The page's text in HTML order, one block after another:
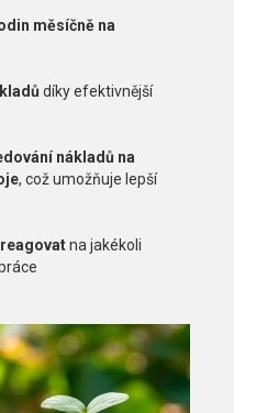
měsíčně na
díky efektivnější
nákladů na
, což umožňuje lepší
na jakékoli